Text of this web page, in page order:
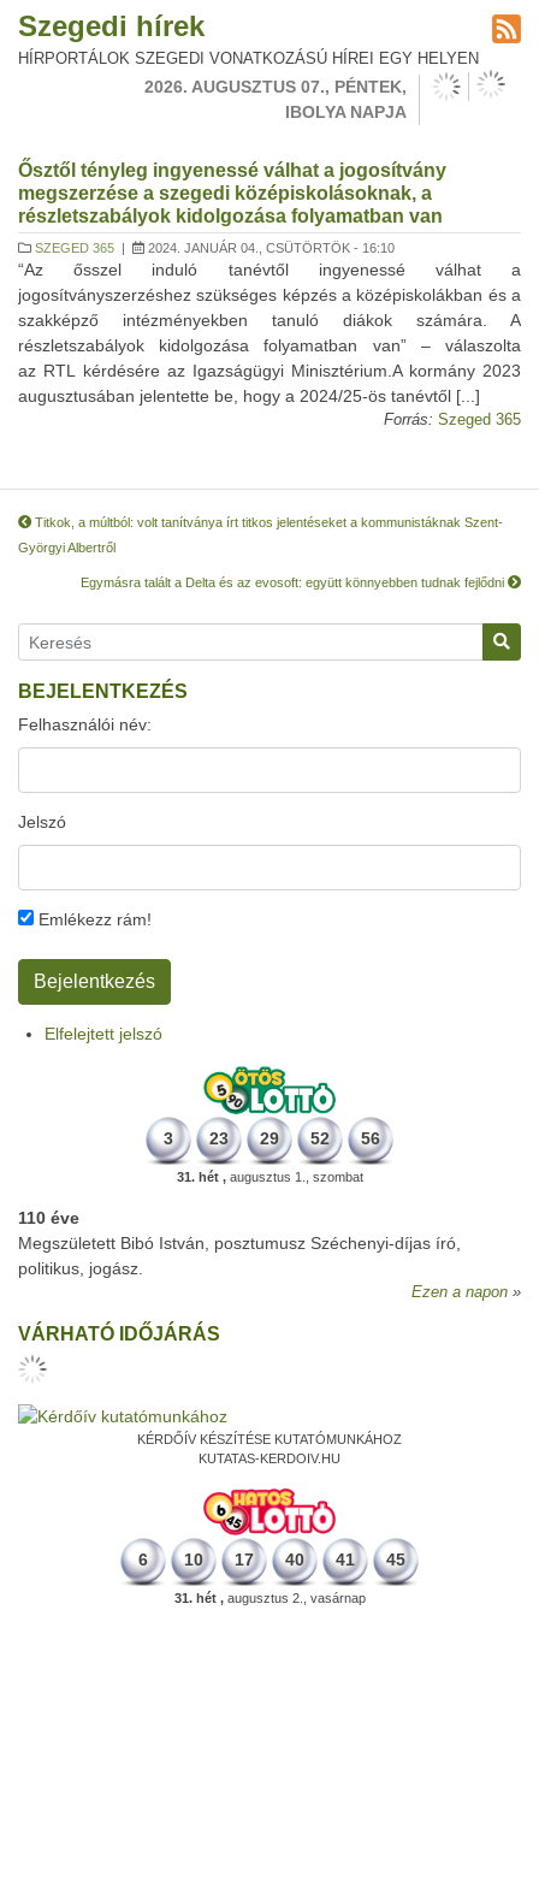
Szegedi hírek
HÍRPORTÁLOK SZEGEDI VONATKOZÁSÚ HÍREI EGY HELYEN
2026. AUGUSZTUS 07., PÉNTEK,
IBOLYA NAPJA
Ősztől tényleg ingyenessé válhat a jogosítvány
megszerzése a szegedi középiskolásoknak, a
részletszabályok kidolgozása folyamatban van
SZEGED 365 | 2024. JANUÁR 04., CSÜTÖRTÖK - 16:10
“Az ősszel induló tanévtől ingyenessé válhat a
jogosítványszerzéshez szükséges képzés a középiskolákban és a
szakképző intézményekben tanuló diákok számára. A
részletszabályok kidolgozása folyamatban van” – válaszolta
az RTL kérdésére az Igazságügyi Minisztérium.A kormány 2023
augusztusában jelentette be, hogy a 2024/25-ös tanévtől [...]
Forrás: Szeged 365
Titkok, a múltból: volt tanítványa írt titkos jelentéseket a kommunistáknak Szent-
Györgyi Albertről
Egymásra talált a Delta és az evosoft: együtt könnyebben tudnak fejlődni
BEJELENTKEZÉS
Felhasználói név:
Jelszó
Emlékezz rám!
Elfelejtett jelszó
3 23 29 52 56
31. hét ,augusztus 1., szombat
110 éve
Megszületett Bibó István, posztumusz Széchenyi-díjas író,
politikus, jogász.
Ezen a napon
VÁRHATÓ IDŐJÁRÁS
KÉRDŐÍV KÉSZÍTÉSE KUTATÓMUNKÁHOZ
KUTATAS-KERDOIV.HU
6 10 17 40 41 45
31. hét ,augusztus 2., vasárnap